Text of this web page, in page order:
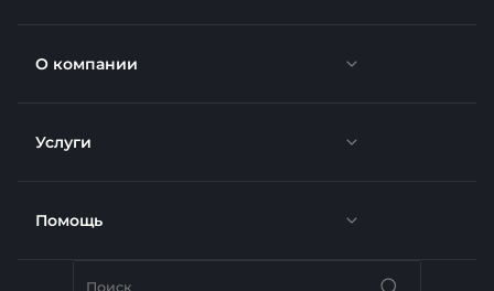
О компании
Новости
Отзывы
Услуги
Доставка
Помощь